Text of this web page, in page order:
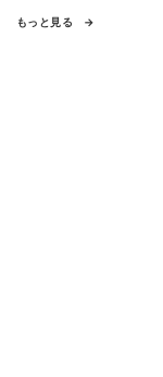
もっと見る